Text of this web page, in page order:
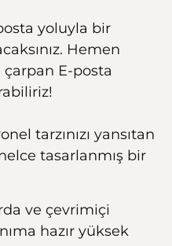
yoluyla bir
Hemen
E-posta
tarzınızı yansıtan
tasarlanmış bir
ve çevrimiçi
hazır yüksek